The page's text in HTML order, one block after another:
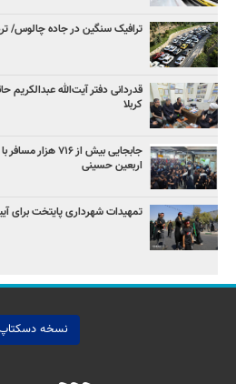
ترافیک سنگین در جاده چالوس/
قدردانی دفتر آیت‌الله
کربلا
جابجایی بیش از
اربعین حسینی
تمهیدات شهرداری پایتخت برای
نسخه